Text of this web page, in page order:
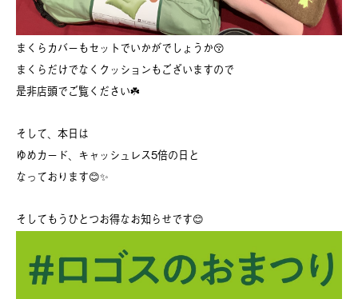
まくらカバーもセットでいかがでしょうか😚
まくらだけでなくクッションもございますので
是非店頭でご覧ください☘️
そして、本日は
ゆめカード、キャッシュレス5倍の日と
なっております😊✨
そしてもうひとつお得なお知らせです😊